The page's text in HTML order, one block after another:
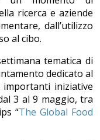
ricerca e aziende
dall’utilizzo
al cibo.
tematica di
dedicato al
iniziative
3 al 9 maggio, tra
“The Global Food